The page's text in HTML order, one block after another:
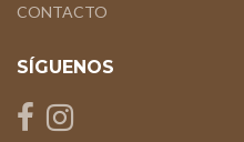
CONTACTO
SÍGUENOS